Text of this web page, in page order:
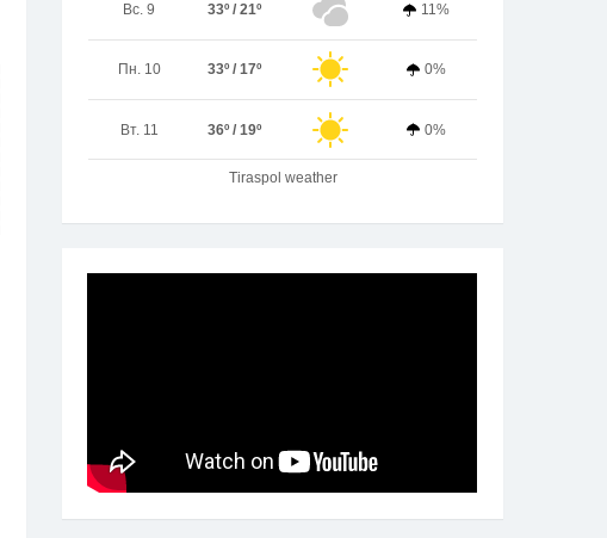
Вс. 9 33º / 21º 11%
Пн. 10 33º / 17º 0%
Вт. 11 36º / 19º 0%
Tiraspol weather